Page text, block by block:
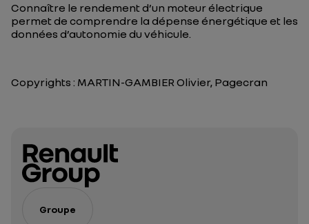
Connaître le rendement d’un moteur électrique
permet de comprendre la dépense énergétique et les
données d’autonomie du véhicule.
Copyrights : MARTIN-GAMBIER Olivier, Pagecran
Groupe